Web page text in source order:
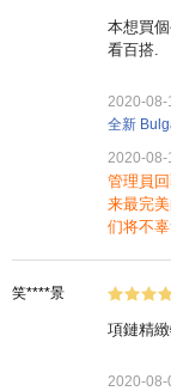
本想買
看百搭.
2020-08-
2020-08-
管理員
来最完
们将不
笑****景
項鏈精
2020-08-